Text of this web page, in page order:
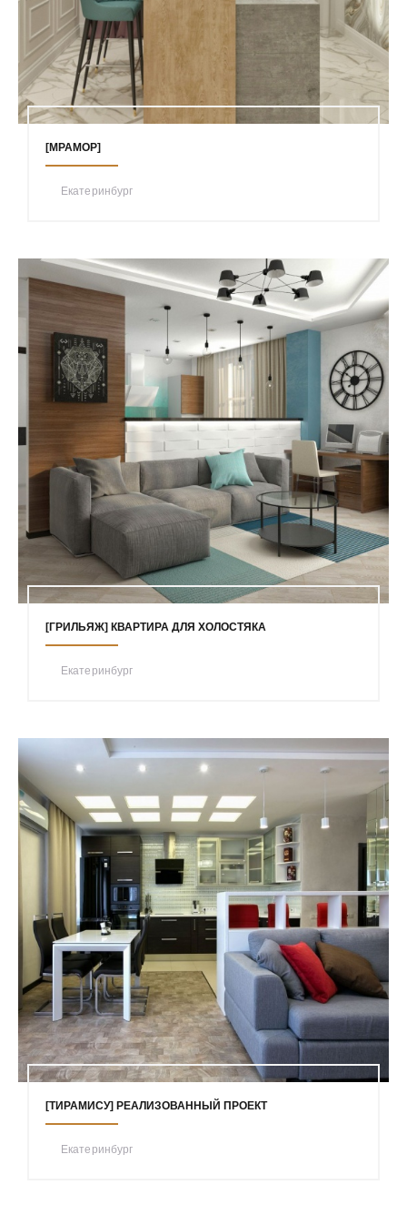
[МРАМОР]
Екатеринбург
[ГРИЛЬЯЖ] КВАРТИРА ДЛЯ ХОЛОСТЯКА
Екатеринбург
[ТИРАМИСУ] РЕАЛИЗОВАННЫЙ ПРОЕКТ
Екатеринбург